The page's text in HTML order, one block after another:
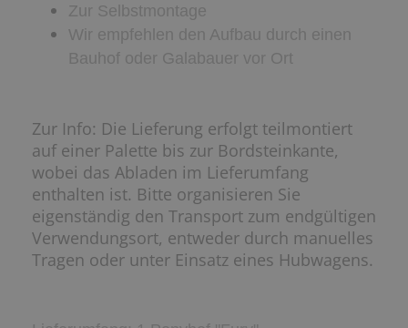
Zur Selbstmontage
Wir empfehlen den Aufbau durch einen
Bauhof oder Galabauer vor Ort
Zur Info: Die Lieferung erfolgt teilmontiert
auf einer Palette bis zur Bordsteinkante,
wobei das Abladen im Lieferumfang
enthalten ist. Bitte organisieren Sie
eigenständig den Transport zum endgültigen
Verwendungsort, entweder durch manuelles
Tragen oder unter Einsatz eines Hubwagens.